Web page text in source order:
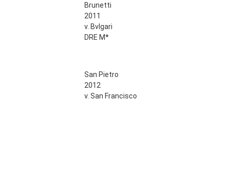
Brunetti
2011
v. Bvlgari
DRE M*
San Pietro
2012
v. San Francisco